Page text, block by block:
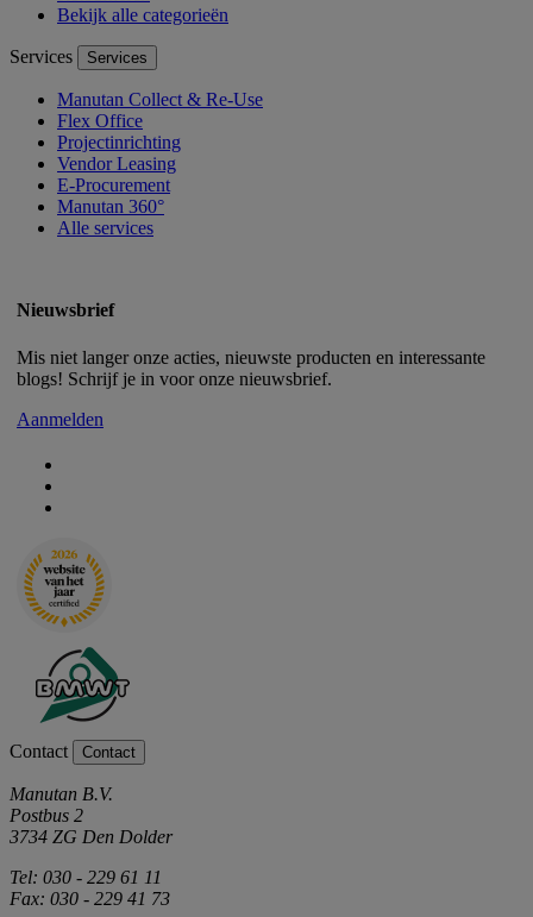
Bekijk alle categorieën
Services Services
Manutan Collect & Re-Use
Flex Office
Projectinrichting
Vendor Leasing
E-Procurement
Manutan 360°
Alle services
Nieuwsbrief
Mis niet langer onze acties, nieuwste producten en interessante
blogs! Schrijf je in voor onze nieuwsbrief.
Aanmelden
Contact Contact
Manutan B.V.
Postbus 2
3734 ZG Den Dolder
Tel: 030 - 229 61 11
Fax: 030 - 229 41 73